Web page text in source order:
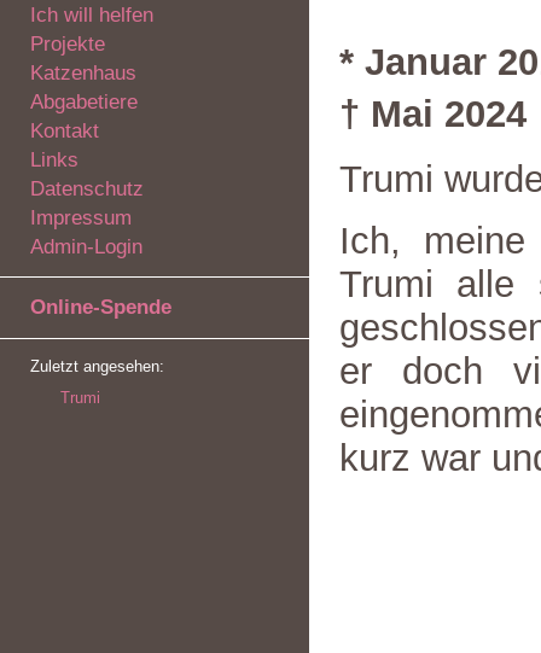
Ich will helfen
Projekte
Katzenhaus
Abgabetiere
Kontakt
Links
Datenschutz
Impressum
Admin-Login
Online-Spende
Zuletzt angesehen:
Trumi
* Januar
† Mai 2024
Trumi
Ich,
Trumi alle
er doch
kurz war